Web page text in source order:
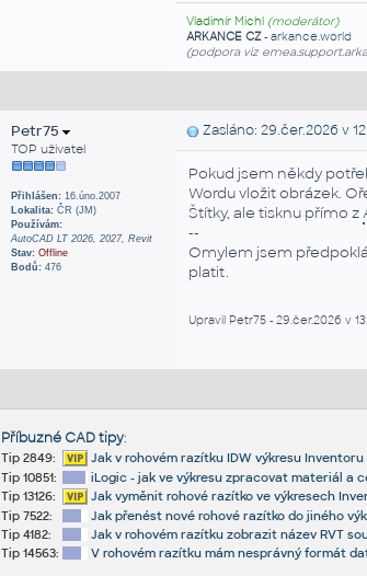
Vladimír Michl (moderátor)
ARKANCE CZ- arkance.world
(podpora viz
Petr75
TOP uživatel
Přihlášen:16.úno.2007
Lokalita:ČR (JM)
Používám:
AutoCAD LT 2026, 2027, Revit
Stav: Offline
Bodů:476
Zasláno: 29.čer.2026 v
Pokud jsem někdy
Wordu vložit obrázek.
Štítky, ale tisknu přímo z
--
Omylem jsem
platit.
Upravil Petr75 - 29.čer.2026 v
Příbuzné CAD tipy:
Tip 2849:
Jak v rohovém razítku IDW výkresu
Tip 10851:
iLogic - jak ve výkresu zpracovat materiál a
Tip 13126:
Jak vyměnit rohové razítko ve výkresech
Tip 7522:
Jak přenést nové rohové razítko do jiného
Tip 4182:
Jak v rohovém razítku zobrazit název RVT
Tip 14563:
V rohovém razítku mám nesprávný formát